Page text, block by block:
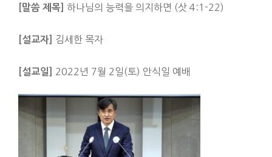
[말씀 제목] 하나님의 능력을 의지하면 (삿 4:1-22)
[설교자] 김세한 목자
[설교일] 2022년 7월 2일(토) 안식일 예배